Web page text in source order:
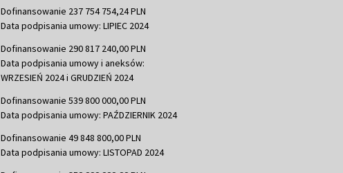
Dofinansowanie 237 754 754,24 PLN
Data podpisania umowy: LIPIEC 2024
Dofinansowanie 290 817 240,00 PLN
Data podpisania umowy i aneksów:
WRZESIEŃ 2024 i GRUDZIEŃ 2024
Dofinansowanie 539 800 000,00 PLN
Data podpisania umowy: PAŹDZIERNIK 2024
Dofinansowanie 49 848 800,00 PLN
Data podpisania umowy: LISTOPAD 2024